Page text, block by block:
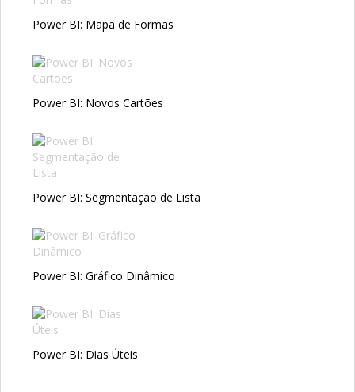
Power BI: Mapa de Formas
Power BI: Novos Cartões
Power BI: Segmentação de Lista
Power BI: Gráfico Dinâmico
Power BI: Dias Úteis